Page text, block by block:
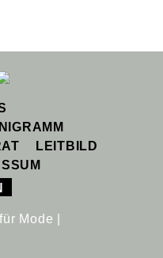
LEITBILD
Mode |